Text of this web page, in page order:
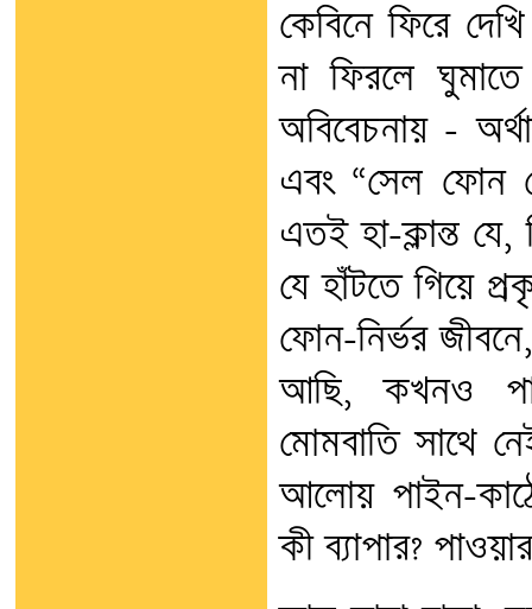
কেবিনে ফিরে
না ফিরলে
অবিবেচনায় –
এবং “সেল ফোন
এতই হা-ক্লান্ত
যে হাঁটতে গিয়ে
ফোন-নির্ভর
আছি, কখনও
মোমবাতি সাথে
আলোয় পাইন-
কী ব্যাপার?